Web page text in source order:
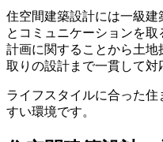
住空間建築設計には一級
とコミュニケーションを
計画に関することから土
取りの設計まで一貫して対
ライフスタイルに合った
すい環境です。